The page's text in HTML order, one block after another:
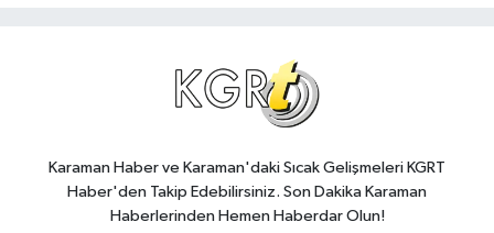
Karaman Haber ve Karaman'daki Sıcak Gelişmeleri KGRT
Haber'den Takip Edebilirsiniz. Son Dakika Karaman
Haberlerinden Hemen Haberdar Olun!